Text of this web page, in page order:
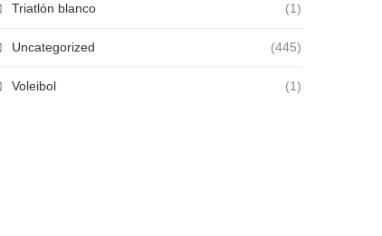
Triatlón blanco (1)
Uncategorized (445)
Voleibol (1)